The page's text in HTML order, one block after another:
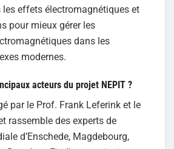
effets électromagnétiques et
pour mieux gérer les
dans les
modernes.
acteurs du projet NEPIT ?
par le Prof. Frank Leferink et le
rassemble des experts de
d’Enschede, Magdebourg,